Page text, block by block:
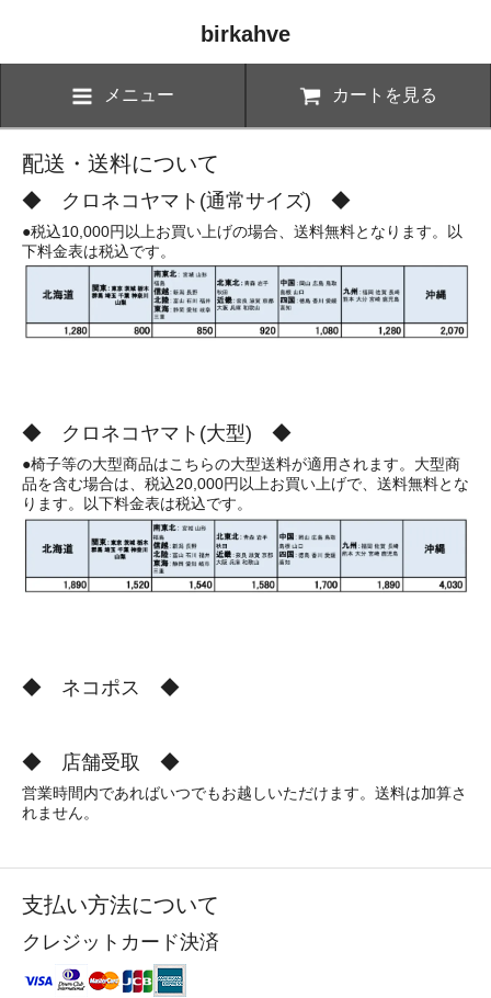
birkahve
メニュー カートを見る
配送・送料について
◆ クロネコヤマト(通常サイズ) ◆
●税込10,000円以上お買い上げの場合、送料無料となります。以
下料金表は税込です。
◆ クロネコヤマト(大型) ◆
●椅子等の大型商品はこちらの大型送料が適用されます。大型商
品を含む場合は、税込20,000円以上お買い上げで、送料無料とな
ります。以下料金表は税込です。
◆ ネコポス ◆
◆ 店舗受取 ◆
営業時間内であればいつでもお越しいただけます。送料は加算さ
れません。
支払い方法について
クレジットカード決済